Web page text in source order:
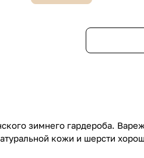
зимнего гардероба.
кожи и шерсти